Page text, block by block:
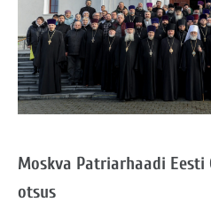
Moskva Patriarhaadi Eesti
otsus